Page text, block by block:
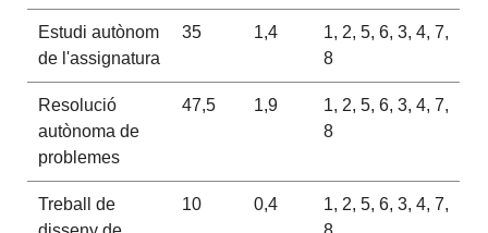
Estudi autònom
de l'assignatura
35 1,4
1, 2, 5, 6, 3, 4, 7,
8
Resolució
autònoma de
problemes
47,5 1,9
1, 2, 5, 6, 3, 4, 7,
8
Treball de
10 0,4
1, 2, 5, 6, 3, 4, 7,